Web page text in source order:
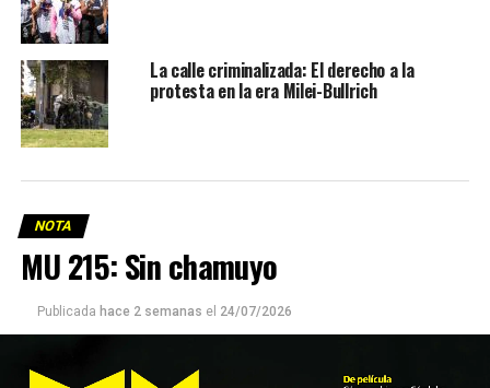
La calle criminalizada: El derecho a la
protesta en la era Milei-Bullrich
NOTA
MU 215: Sin chamuyo
Publicada hace 2 semanas el 24/07/2026